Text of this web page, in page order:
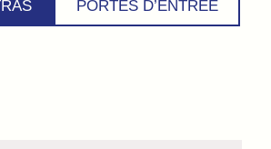
PORTES D’ENTRÉE